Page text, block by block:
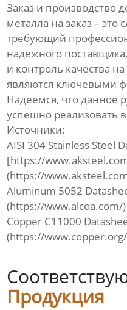
Заказ и производство
металла на заказ– это
требующий
надежного
и контроль качества
являются ключевыми
Надеемся, что данное
успешно реализовать
Источники:
AISI 304 Stainless Steel
[https://
(https://
Aluminum 5052
(https://www.alcoa.com/)
Copper C11000
(https://
Продукция